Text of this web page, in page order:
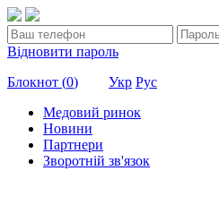
Відновити пароль
Блокнот (0) Укр Рус
Медовий ринок
Новини
Партнери
Зворотній зв'язок